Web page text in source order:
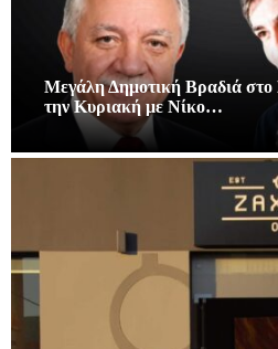
Μεγάλη Δημοτική Βραδιά
την Κυριακή με Νίκο…